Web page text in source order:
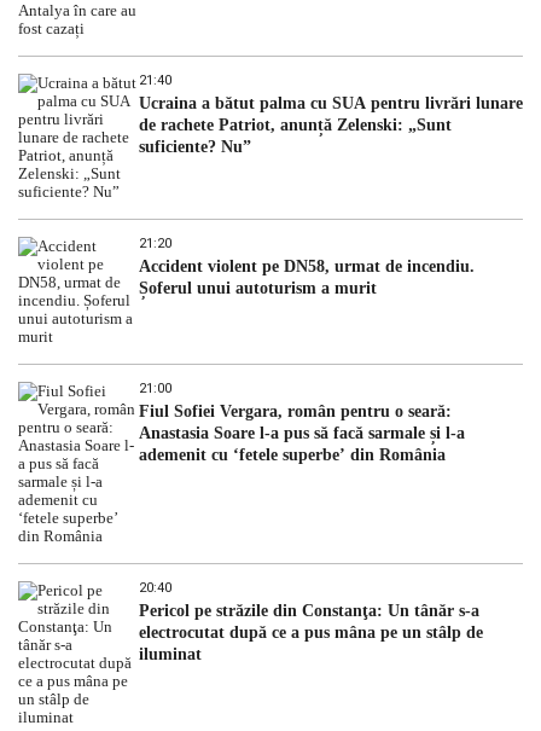
21:40
Ucraina a bătut palma cu SUA pentru livrări lunare
de rachete Patriot, anunță Zelenski: „Sunt
suficiente? Nu”
21:20
Accident violent pe DN58, urmat de incendiu.
Șoferul unui autoturism a murit
21:00
Fiul Sofiei Vergara, român pentru o seară:
Anastasia Soare l-a pus să facă sarmale și l-a
ademenit cu ‘fetele superbe’ din România
20:40
Pericol pe străzile din Constanţa: Un tânăr s-a
electrocutat după ce a pus mâna pe un stâlp de
iluminat